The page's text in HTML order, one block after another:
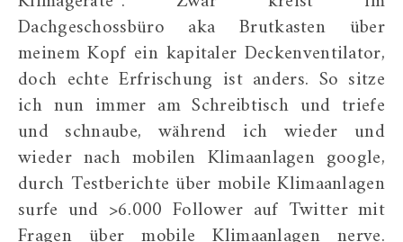
Dachgeschossbüro aka Brutkasten über
meinem Kopf ein kapitaler Deckenventilator,
doch echte Erfrischung ist anders. So sitze
ich nun immer am Schreibtisch und triefe
und schnaube, während ich wieder und
wieder nach mobilen Klimaanlagen google,
durch Testberichte über mobile Klimaanlagen
surfe und >6.000 Follower auf Twitter mit